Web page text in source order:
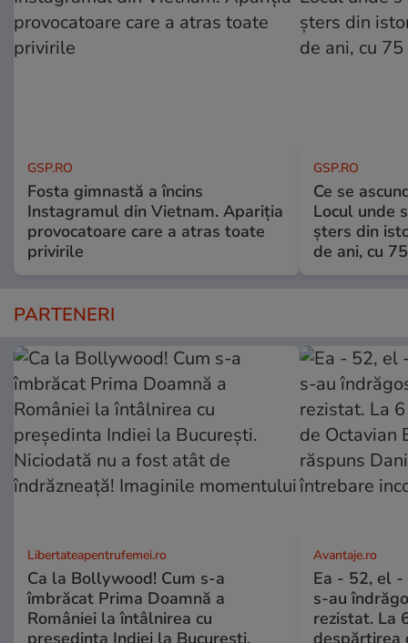
GSP.RO
Fosta gimnastă a încins
Instagramul din Vietnam. Apariția
provocatoare care a atras toate
privirile
GSP.RO
Ce se
Locul unde
șters din
de ani, cu
PARTENERI
Libertateapentrufemei.ro
Ca la Bollywood! Cum s-a
îmbrăcat Prima Doamnă a
României la întâlnirea cu
președinta Indiei la București.
Avantaje.ro
Ea - 52, el -
s-au
rezistat. La
despărțirea